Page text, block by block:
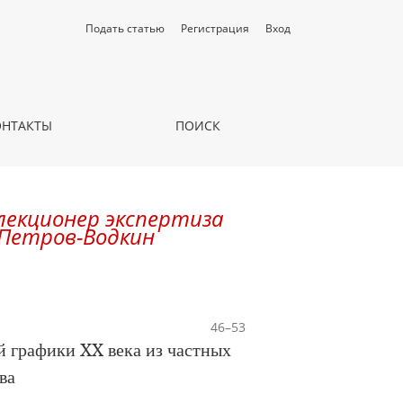
ПОИСК
Подать статью Регистрация Вход
экспертиза
Водкин
46–53
графики XX века из частных